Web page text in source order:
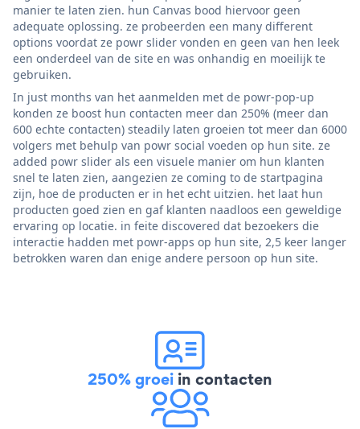
manier te laten zien. hun Canvas bood hiervoor geen
adequate oplossing. ze probeerden een many different
options voordat ze powr slider vonden en geen van hen leek
een onderdeel van de site en was onhandig en moeilijk te
gebruiken.
In just months van het aanmelden met de powr-pop-up
konden ze boost hun contacten meer dan 250% (meer dan
600 echte contacten) steadily laten groeien tot meer dan 6000
volgers met behulp van powr social voeden op hun site. ze
added powr slider als een visuele manier om hun klanten
snel te laten zien, aangezien ze coming to de startpagina
zijn, hoe de producten er in het echt uitzien. het laat hun
producten goed zien en gaf klanten naadloos een geweldige
ervaring op locatie. in feite discovered dat bezoekers die
interactie hadden met powr-apps op hun site, 2,5 keer langer
betrokken waren dan enige andere persoon op hun site.
250% groei in contacten